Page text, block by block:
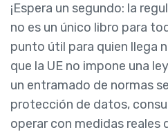
¡Espera un segundo: la
no es un único libro para
punto útil para quien llega
que la UE no impone una
un entramado de normas
protección de datos,
operar con medidas reales